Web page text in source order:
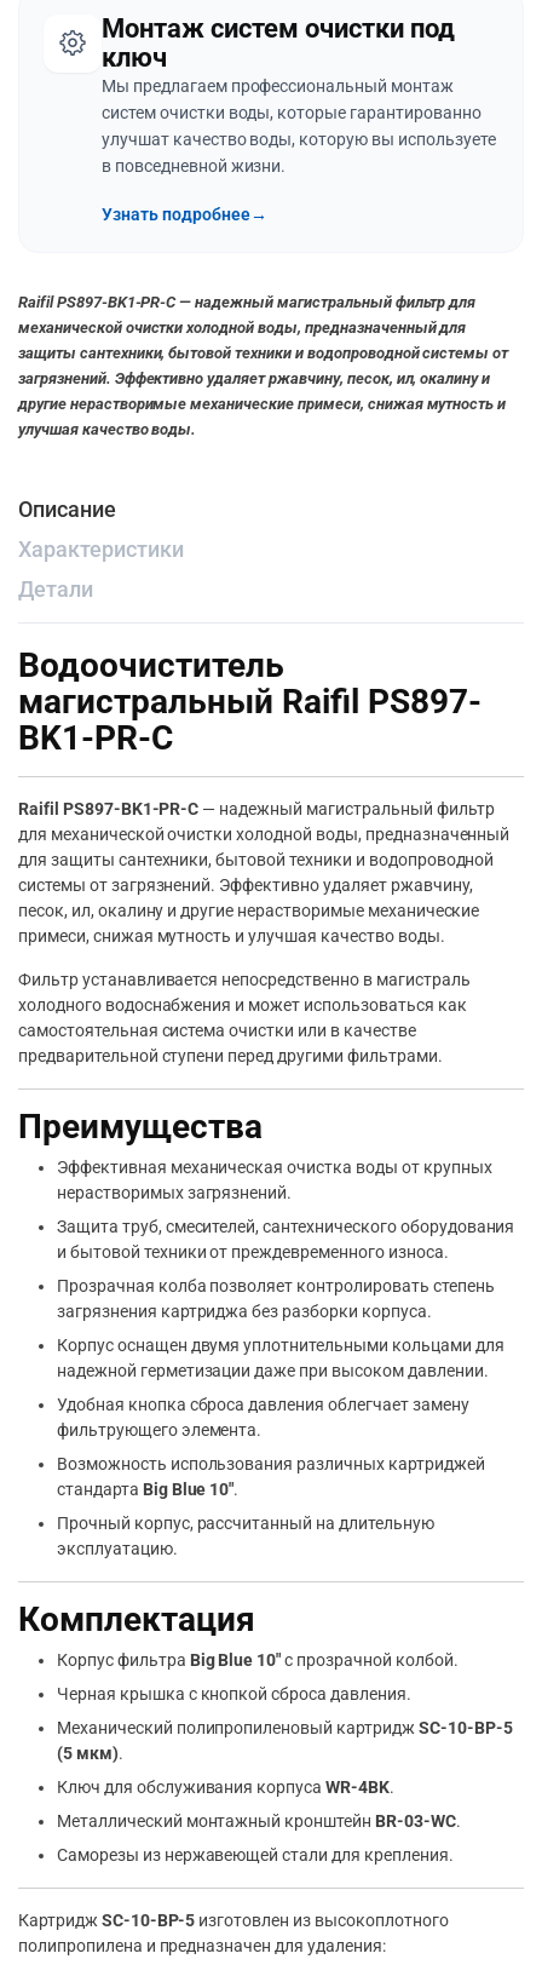
Монтаж систем очистки под
ключ
Мы предлагаем профессиональный монтаж
систем очистки воды, которые гарантированно
улучшат качество воды, которую вы используете
в повседневной жизни.
Узнать подробнее→
Raifil PS897-BK1-PR-C — надежный магистральный фильтр для
механической очистки холодной воды, предназначенный для
защиты сантехники, бытовой техники и водопроводной системы от
загрязнений. Эффективно удаляет ржавчину, песок, ил, окалину и
другие нерастворимые механические примеси, снижая мутность и
улучшая качество воды.
Описание
Характеристики
Детали
Водоочиститель
магистральный Raifil PS897-
BK1-PR-C
Raifil PS897-BK1-PR-C — надежный магистральный фильтр
для механической очистки холодной воды, предназначенный
для защиты сантехники, бытовой техники и водопроводной
системы от загрязнений. Эффективно удаляет ржавчину,
песок, ил, окалину и другие нерастворимые механические
примеси, снижая мутность и улучшая качество воды.
Фильтр устанавливается непосредственно в магистраль
холодного водоснабжения и может использоваться как
самостоятельная система очистки или в качестве
предварительной ступени перед другими фильтрами.
Преимущества
Эффективная механическая очистка воды от крупных
нерастворимых загрязнений.
Защита труб, смесителей, сантехнического оборудования
и бытовой техники от преждевременного износа.
Прозрачная колба позволяет контролировать степень
загрязнения картриджа без разборки корпуса.
Корпус оснащен двумя уплотнительными кольцами для
надежной герметизации даже при высоком давлении.
Удобная кнопка сброса давления облегчает замену
фильтрующего элемента.
Возможность использования различных картриджей
стандарта Big Blue 10″.
Прочный корпус, рассчитанный на длительную
эксплуатацию.
Комплектация
Корпус фильтра Big Blue 10″с прозрачной колбой.
Черная крышка с кнопкой сброса давления.
Механический полипропиленовый картридж SC-10-BP-5
(5 мкм).
Ключ для обслуживания корпусаWR-4BK.
Металлический монтажный кронштейн BR-03-WC.
Саморезы из нержавеющей стали для крепления.
Картридж SC-10-BP-5 изготовлен из высокоплотного
полипропилена и предназначен для удаления: